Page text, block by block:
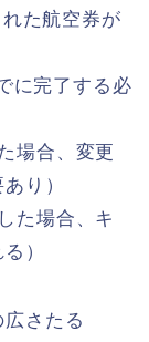
た航空券が
に完了する必
場合、変更
り）
た場合、キ
）
さたる